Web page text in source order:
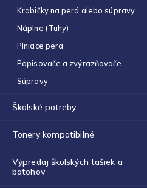
Krabičky na perá alebo súpravy
Náplne (Tuhy)
Plniace perá
Popisovače a zvýrazňovače
Súpravy
Školské potreby
Tonery kompatibilné
Výpredaj školských tašiek a
batohov
€0,70
Obálka C4 (1ks)
€0,16
Obal na zošit A4 hrubý
€0,43
Fortnite produkty za
špeciálne ceny!